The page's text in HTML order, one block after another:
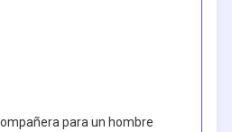
para un hombre